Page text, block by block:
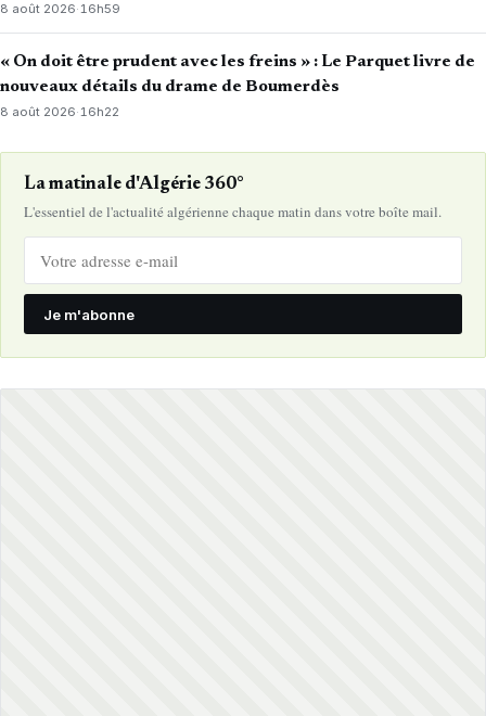
8 août 2026·16h59
« On doit être prudent avec les freins » : Le Parquet livre de
nouveaux détails du drame de Boumerdès
8 août 2026· 16h22
La matinale d'Algérie 360°
L'essentiel de l'actualité algérienne chaque matin dans votre boîte mail.
Je m'abonne